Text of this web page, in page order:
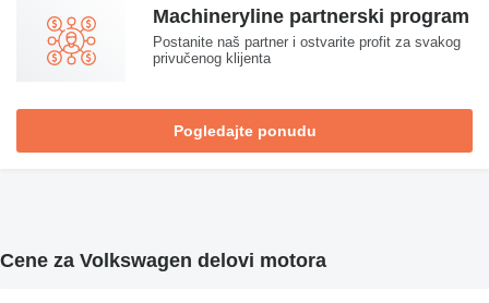
Machineryline partnerski program
Postanite naš partner i ostvarite profit za svakog
privučenog klijenta
Pogledajte ponudu
Cene za Volkswagen delovi motora